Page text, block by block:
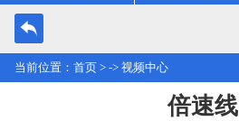
当前位置： 首页 > -> 视频中心
倍速线